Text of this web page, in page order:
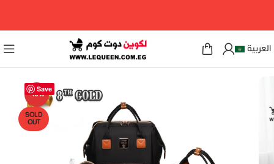
العربية
Save
-10%
SOLD
OUT